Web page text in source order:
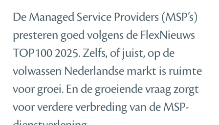
De Managed Service Providers (MSP’s)
presteren goed volgens de FlexNieuws
TOP100 2025. Zelfs, of juist, op de
volwassen Nederlandse markt is ruimte
voor groei. En de groeiende vraag zorgt
voor verdere verbreding van de MSP-